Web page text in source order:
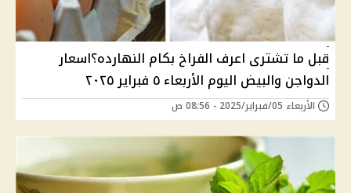
قبل ما تشترى اعرف الفراخ بكام النهارده؟اسعار
الدواجن والبيض اليوم الأربعاء ٥ فبراير ٢٠٢٥
الأربعاء 05/فبراير/2025 - 08:56 ص